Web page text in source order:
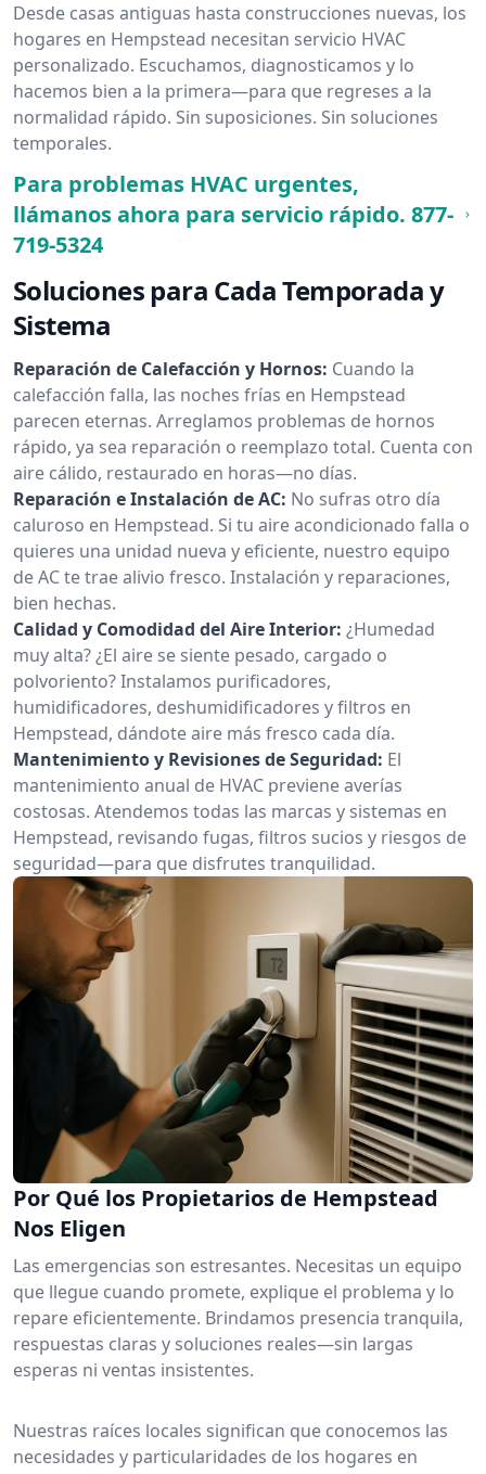
Desde casas antiguas hasta construcciones nuevas, los
hogares en Hempstead necesitan servicio HVAC
personalizado. Escuchamos, diagnosticamos y lo
hacemos bien a la primera—para que regreses a la
normalidad rápido. Sin suposiciones. Sin soluciones
temporales.
Para problemas HVAC urgentes,
llámanos ahora para servicio rápido. 877-
719-5324
Soluciones para Cada Temporada y
Sistema
Reparación de Calefacción y Hornos: Cuando la
calefacción falla, las noches frías en Hempstead
parecen eternas. Arreglamos problemas de hornos
rápido, ya sea reparación o reemplazo total. Cuenta con
aire cálido, restaurado en horas—no días.
Reparación e Instalación de AC: No sufras otro día
caluroso en Hempstead. Si tu aire acondicionado falla o
quieres una unidad nueva y eficiente, nuestro equipo
de AC te trae alivio fresco. Instalación y reparaciones,
bien hechas.
Calidad y Comodidad del Aire Interior: ¿Humedad
muy alta? ¿El aire se siente pesado, cargado o
polvoriento? Instalamos purificadores,
humidificadores, deshumidificadores y filtros en
Hempstead, dándote aire más fresco cada día.
Mantenimiento y Revisiones de Seguridad: El
mantenimiento anual de HVAC previene averías
costosas. Atendemos todas las marcas y sistemas en
Hempstead, revisando fugas, filtros sucios y riesgos de
seguridad—para que disfrutes tranquilidad.
Por Qué los Propietarios de Hempstead
Nos Eligen
Las emergencias son estresantes. Necesitas un equipo
que llegue cuando promete, explique el problema y lo
repare eficientemente. Brindamos presencia tranquila,
respuestas claras y soluciones reales—sin largas
esperas ni ventas insistentes.
Nuestras raíces locales significan que conocemos las
necesidades y particularidades de los hogares en